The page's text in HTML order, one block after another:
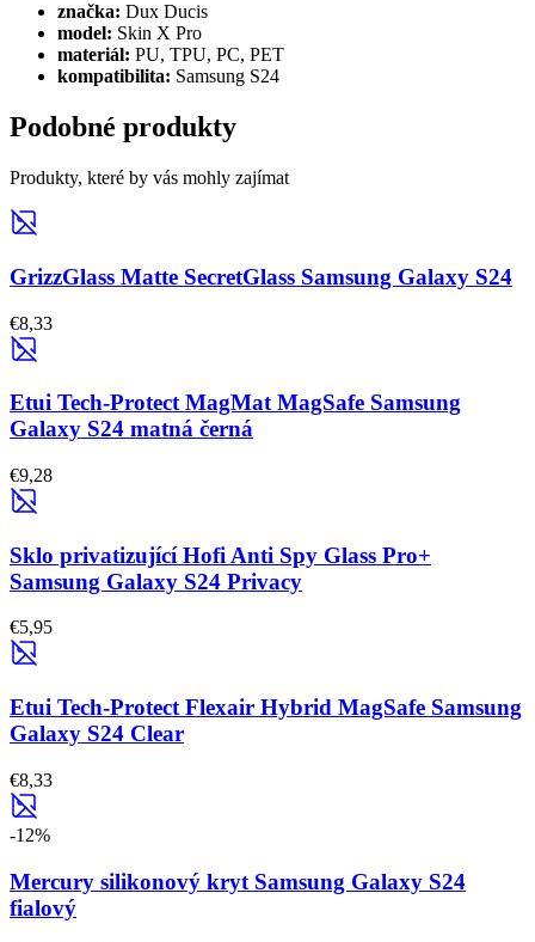
značka: Dux Ducis
model: Skin X Pro
materiál: PU, TPU, PC, PET
kompatibilita: Samsung S24
Podobné produkty
Produkty, které by vás mohly zajímat
GrizzGlass Matte SecretGlass Samsung Galaxy S24
€8,33
Etui Tech-Protect MagMat MagSafe Samsung
Galaxy S24 matná černá
€9,28
Sklo privatizující Hofi Anti Spy Glass Pro+
Samsung Galaxy S24 Privacy
€5,95
Etui Tech-Protect Flexair Hybrid MagSafe Samsung
Galaxy S24 Clear
€8,33
-12%
Mercury silikonový kryt Samsung Galaxy S24
fialový